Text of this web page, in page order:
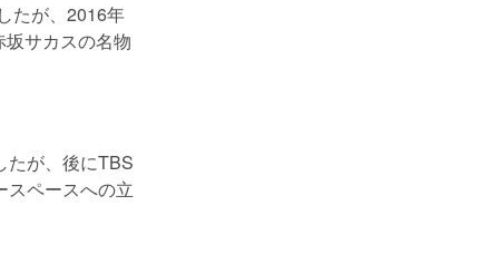
たが、2016年
サカスの名物
たが、後にTBS
スペースへの立